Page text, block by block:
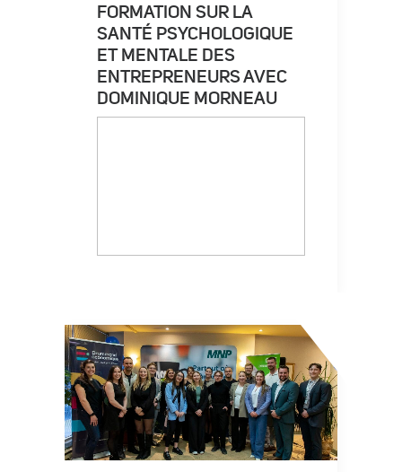
FORMATION SUR LA
SANTÉ PSYCHOLOGIQUE
ET MENTALE DES
ENTREPRENEURS AVEC
DOMINIQUE MORNEAU